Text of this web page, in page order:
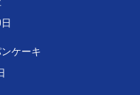
ケーキ